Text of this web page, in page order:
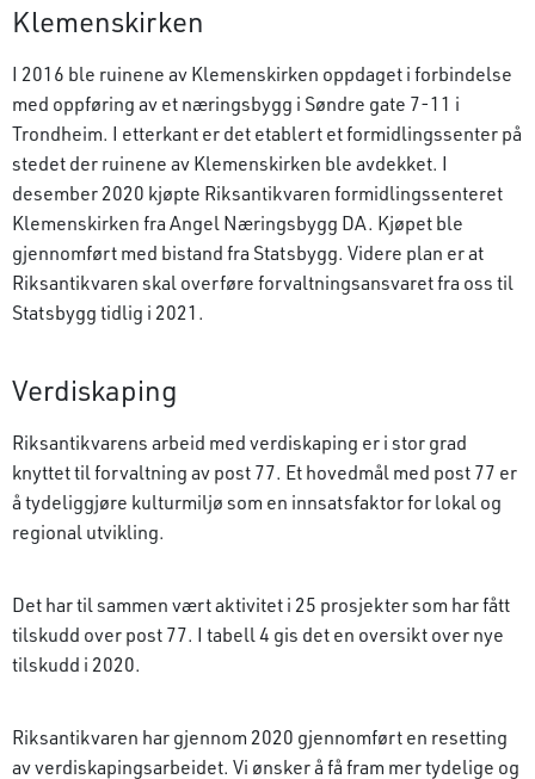
Klemenskirken
I 2016 ble ruinene av Klemenskirken oppdaget i forbindelse
med oppføring av et næringsbygg i Søndre gate 7-11 i
Trondheim. I etterkant er det etablert et formidlingssenter på
stedet der ruinene av Klemenskirken ble avdekket. I
desember 2020 kjøpte Riksantikvaren formidlingssenteret
Klemenskirken fra Angel Næringsbygg DA. Kjøpet ble
gjennomført med bistand fra Statsbygg. Videre plan er at
Riksantikvaren skal overføre forvaltningsansvaret fra oss til
Statsbygg tidlig i 2021.
Verdiskaping
Riksantikvarens arbeid med verdiskaping er i stor grad
knyttet til forvaltning av post 77. Et hovedmål med post 77 er
å tydeliggjøre kulturmiljø som en innsatsfaktor for lokal og
regional utvikling.
Det har til sammen vært aktivitet i 25 prosjekter som har fått
tilskudd over post 77. I tabell 4 gis det en oversikt over nye
tilskudd i 2020.
Riksantikvaren har gjennom 2020 gjennomført en resetting
av verdiskapingsarbeidet. Vi ønsker å få fram mer tydelige og